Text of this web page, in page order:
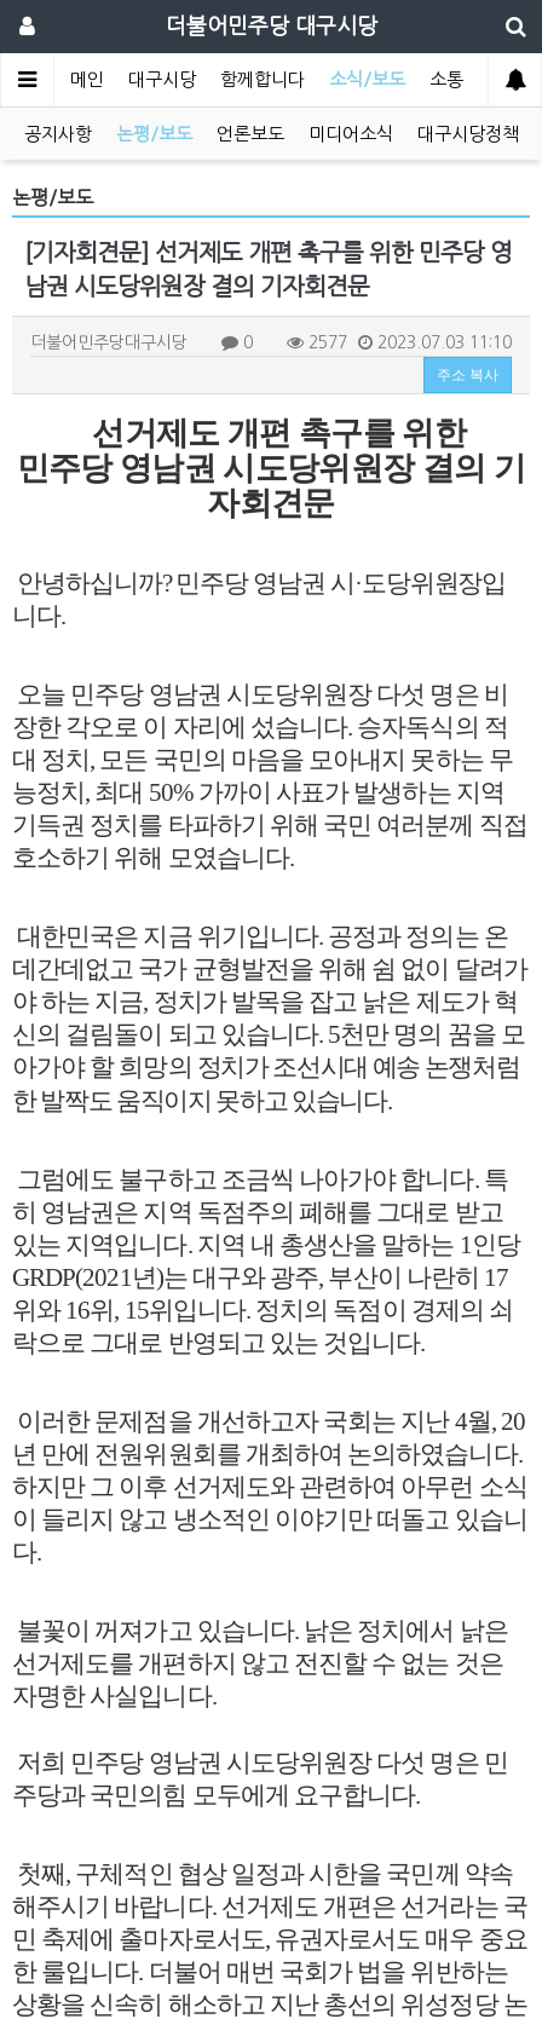
더불어민주당 대구시당
메인 대구시당 함께합니다 소식/보도 소통
공지사항 논평/보도 언론보도 미디어소식 대구시당정책
논평/보도
[기자회견문] 선거제도 개편 촉구를 위한 민주당 영
남권 시도당위원장 결의 기자회견문
더불어민주당대구시당 0 2577
2023.07.03 11:10
주소 복사
선거제도 개편 촉구를 위한
민주당 영남권 시도당위원장 결의 기
자회견문
안녕하십니까?민주당 영남권 시 ·도당위원장입
니다.
오늘 민주당 영남권 시도당위원장 다섯 명은 비
장한 각오로 이 자리에 섰습니다. 승자독식의 적
대 정치 , 모든 국민의 마음을 모아내지 못하는 무
능정치 , 최대 50% 가까이 사표가 발생하는 지역
기득권 정치를 타파하기 위해 국민 여러분께 직접
호소하기 위해 모였습니다.
대한민국은 지금 위기입니다. 공정과 정의는 온
데간데없고 국가 균형발전을 위해 쉼 없이 달려가
야 하는 지금, 정치가 발목을 잡고 낡은 제도가 혁
신의 걸림돌이 되고 있습니다. 5천만 명의 꿈을 모
아가야 할 희망의 정치가 조선시대 예송 논쟁처럼
한 발짝도 움직이지 못하고 있습니다.
그럼에도 불구하고 조금씩 나아가야 합니다. 특
히 영남권은 지역 독점주의 폐해를 그대로 받고
있는 지역입니다. 지역 내 총생산을 말하는 1 인당
GRDP(2021 년)는 대구와 광주, 부산이 나란히 17
위와 16위 , 15위입니다. 정치의 독점이 경제의 쇠
락으로 그대로 반영되고 있는 것입니다.
이러한 문제점을 개선하고자 국회는 지난4월, 20
년 만에 전원위원회를 개최하여 논의하였습니다.
하지만 그 이후 선거제도와 관련하여 아무런 소식
이 들리지 않고 냉소적인 이야기만 떠돌고 있습니
다.
불꽃이 꺼져가고 있습니다. 낡은 정치에서 낡은
선거제도를 개편하지 않고 전진할 수 없는 것은
자명한 사실입니다.
저희 민주당 영남권 시도당위원장 다섯 명은 민
주당과 국민의힘 모두에게 요구합니다.
첫째, 구체적인 협상 일정과 시한을 국민께 약속
해주시기 바랍니다. 선거제도 개편은 선거라는 국
민 축제에 출마자로서도, 유권자로서도 매우 중요
한 룰입니다. 더불어 매번 국회가 법을 위반하는
상황을 신속히 해소하고 지난 총선의 위성정당 논